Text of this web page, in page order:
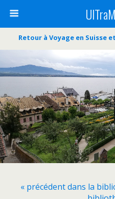
Retour à Voyage en Suisse
« précédent dans la